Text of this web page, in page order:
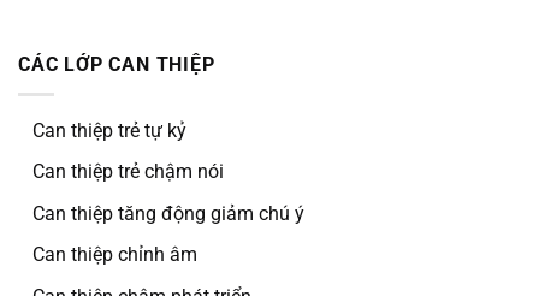
CÁC LỚP CAN THIỆP
Can thiệp trẻ tự kỷ
Can thiệp trẻ chậm nói
Can thiệp tăng động giảm chú ý
Can thiệp chỉnh âm